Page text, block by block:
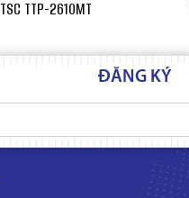
TTP-2610MT
ĐĂNG KÝ